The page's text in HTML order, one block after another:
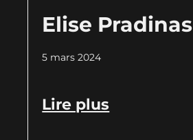
Elise Pradinas
5 mars 2024
Lire plus